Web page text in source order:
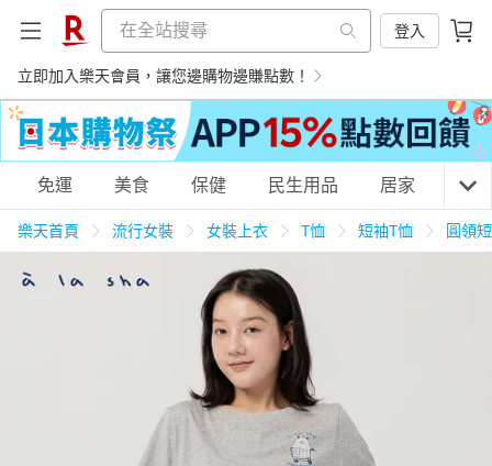
登入
立即加入樂天會員，讓您邊購物邊賺點數！
購物網分類
美食蛋糕 養生保健
3C家電 運動休閒
免運 美食 保健 民生用品 居家 3C
樂天首頁 流行女裝 女裝上衣 T恤 短袖T恤 圓領